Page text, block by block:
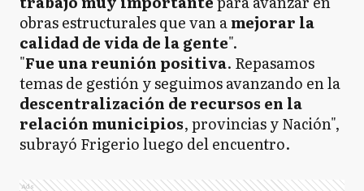
obras estructurales que van amejorar la
calidad de vida de la gente".
"Fue una reunión positiva. Repasamos
temas de gestión y seguimos avanzando en la
descentralización de recursos en la
relación municipios, provincias y Nación",
subrayó Frigerio luego del encuentro.
Ads